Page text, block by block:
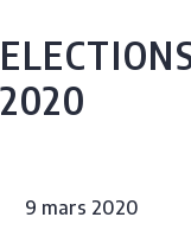
2020
9 mars 2020